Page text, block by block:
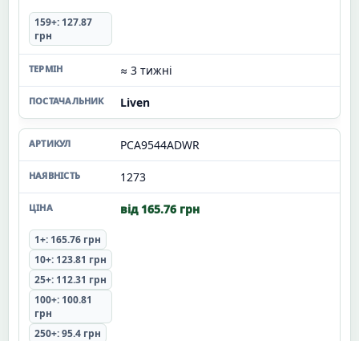
159+: 127.87
грн
≈ 3 тижні
Liven
PCA9544ADWR
1273
від 165.76 грн
1+: 165.76 грн
10+: 123.81 грн
25+: 112.31 грн
100+: 100.81
грн
250+: 95.4 грн